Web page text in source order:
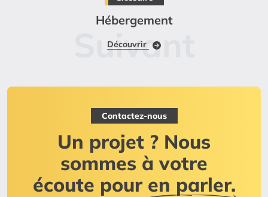
Hébergement
Découvrir
Contactez-nous
Un projet ? Nous
sommes à votre
écoute pour en parler.